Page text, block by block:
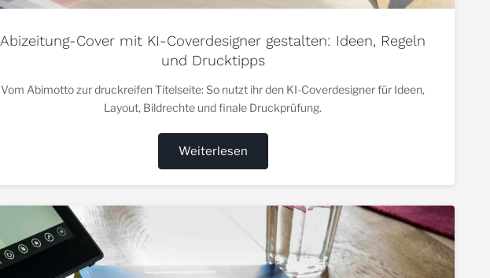
Abizeitung-Cover mit KI-Coverdesigner gestalten: Ideen, Regeln
und Drucktipps
Vom Abimotto zur druckreifen Titelseite: So nutzt ihr den KI-Coverdesigner für Ideen,
Layout, Bildrechte und finale Druckprüfung.
Weiterlesen